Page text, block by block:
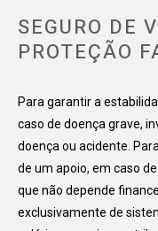
SEGURO DE
PROTEÇÃO
Para garantir a
caso de doença grave,
doença ou acidente.
de um apoio, em caso
que não depende
exclusivamente de